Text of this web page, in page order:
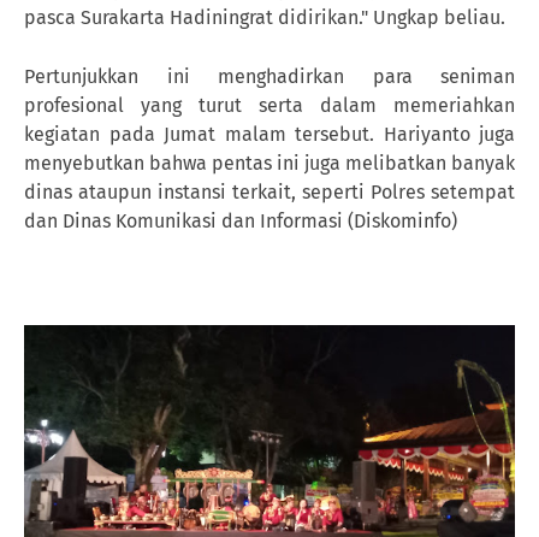
pasca Surakarta Hadiningrat didirikan." Ungkap beliau.
Pertunjukkan ini menghadirkan para seniman
profesional yang turut serta dalam memeriahkan
kegiatan pada Jumat malam tersebut. Hariyanto juga
menyebutkan bahwa pentas ini juga melibatkan banyak
dinas ataupun instansi terkait, seperti Polres setempat
dan Dinas Komunikasi dan Informasi (Diskominfo)